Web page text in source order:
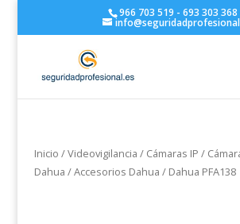
966 703 519 - 693 303 368
Inicio /Videovigilancia / Cámaras IP /
Dahua /Accesorios Dahua / Dahua PFA138